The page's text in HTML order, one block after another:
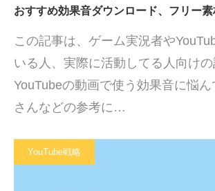
おすすめ効果音ダウンロード、フリー
この記事は、ゲーム実況者や
いる人、実際に活動してる人向けの
YouTubeの動画で使う効果音に悩
さんなどの参考に…
YouTube戦略